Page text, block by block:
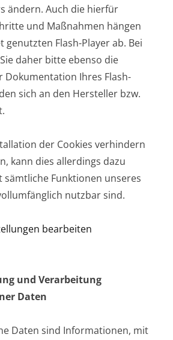
ändern. Auch die hierfür
und Maßnahmen hängen
Flash-Player ab. Bei
daher bitte ebenso die
Dokumentation Ihres Flash-
sich an den Hersteller bzw.
der Cookies verhindern
kann dies allerdings dazu
sämtliche Funktionen unseres
nutzbar sind.
bearbeiten
und Verarbeitung
Daten
Daten sind Informationen, mit